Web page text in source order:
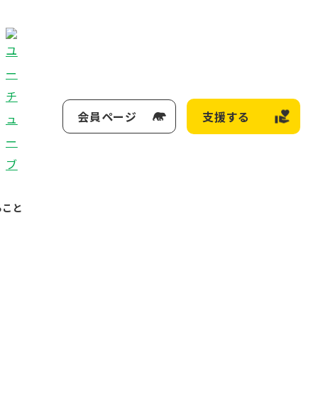
と
会員ページ 支援する